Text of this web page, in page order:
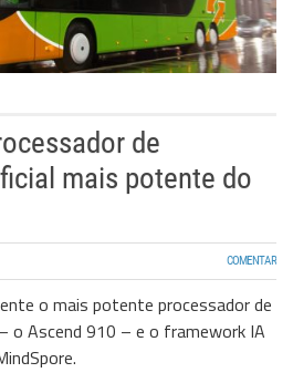
de
mais potente do
COMENTAR
o mais potente processador de
o Ascend 910 – e o framework IA